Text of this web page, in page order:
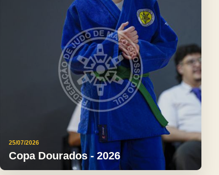
25/07/2026
Copa Dourados - 2026